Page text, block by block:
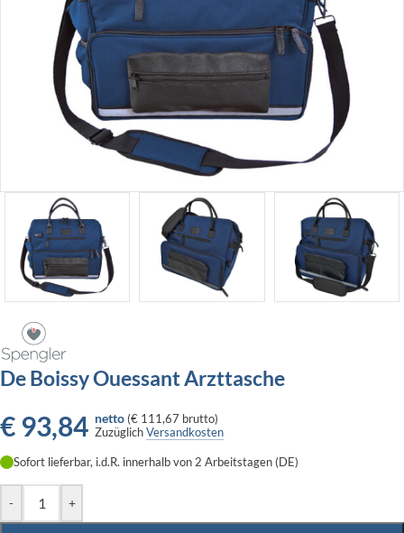
De Boissy Ouessant Arzttasche
€ 93,84 netto (€ 111,67 brutto)
ZuzüglichVersandkosten
Sofort lieferbar, i.d.R. innerhalb von 2 Arbeitstagen (DE)
- +